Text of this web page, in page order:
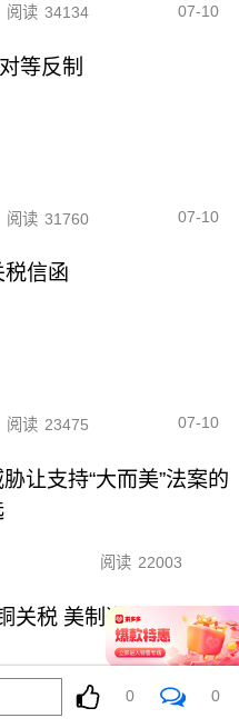
阅读 34134 07-10
等反制
阅读 31760 07-10
信函
阅读 23475 07-10
让支持“大而美”法案的
阅读 22003
关税 美制造商忧成本飙
0 0